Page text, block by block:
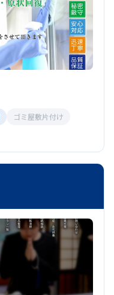
ゴミ屋敷片付け